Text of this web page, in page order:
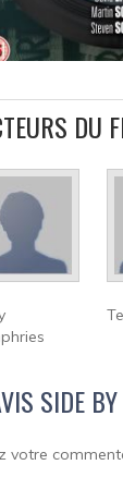
DU
SIDE
votre